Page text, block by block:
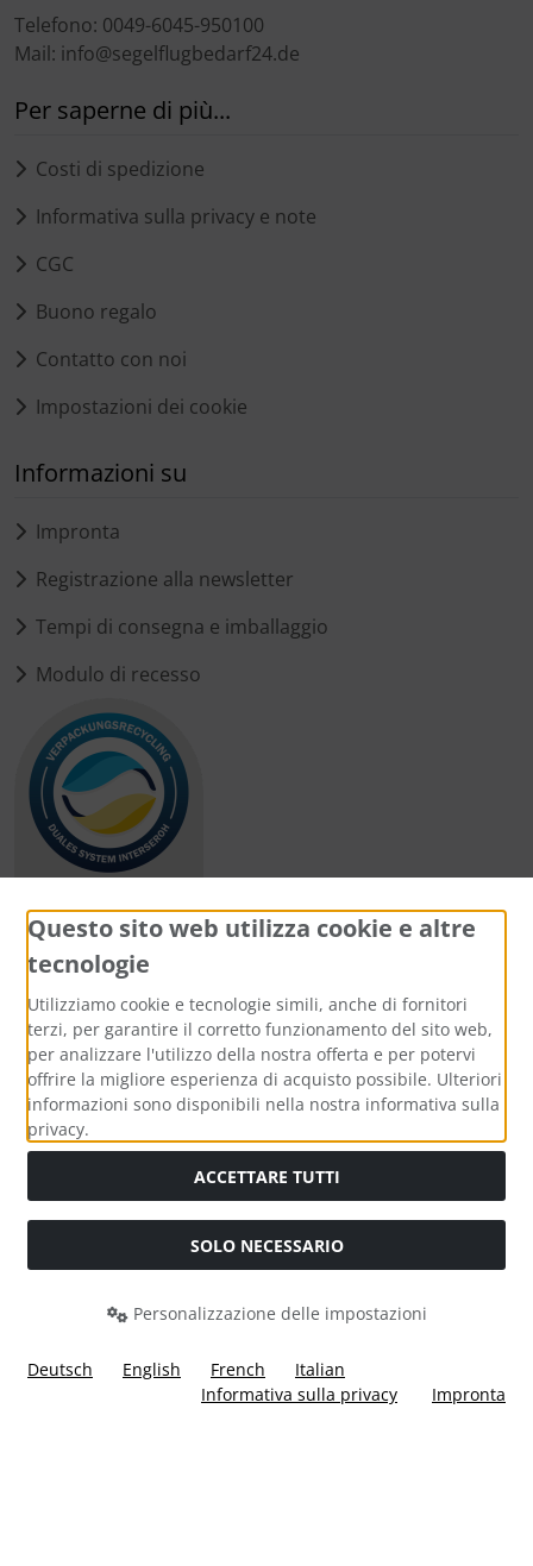
Telefono: 0049-6045-950100
Mail: info@segelflugbedarf24.de
Per saperne di più...
Costi di spedizione
Informativa sulla privacy e note
CGC
Buono regalo
Contatto con noi
Impostazioni dei cookie
Informazioni su
Impronta
Registrazione alla newsletter
Tempi di consegna e imballaggio
Modulo di recesso
Metodi di pagamento
Media sociali
Modulo di recesso
Questo sito web utilizza cookie e altre
tecnologie
Utilizziamo cookie e tecnologie simili, anche di fornitori
terzi, per garantire il corretto funzionamento del sito web,
per analizzare l'utilizzo della nostra offerta e per potervi
offrire la migliore esperienza di acquisto possibile. Ulteriori
informazioni sono disponibili nella nostra informativa sulla
privacy.
ACCETTARE TUTTI
SOLO NECESSARIO
Personalizzazione delle impostazioni
Deutsch English French
Italian
Informativa sulla privacy
Impronta